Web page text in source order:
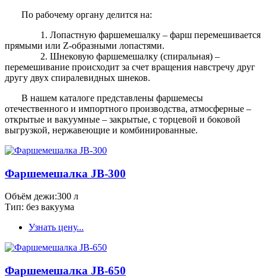
По рабочему органу делится на:
1. Лопастную фаршемешалку – фарш перемешивается
прямыми или Z-образными лопастями.
2. Шнековую фаршемешалку (спиральная) –
перемешивание происходит за счет вращения навстречу друг
другу двух спиралевидных шнеков.
В нашем каталоге представлены фаршемесы
отечественного и импортного производства, атмосферные –
открытые и вакуумные – закрытые, с торцевой и боковой
выгрузкой, нержавеющие и комбинированные.
Фаршемешалка JB-300
Объём дежи:300 л
Тип: без вакуума
Узнать цену...
Фаршемешалка JB-650